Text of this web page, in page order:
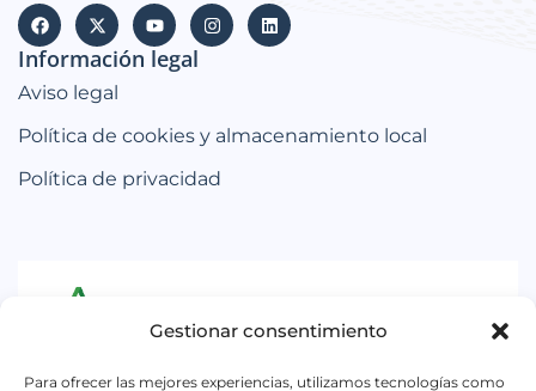
Gestionar consentimiento
Para ofrecer las mejores experiencias, utilizamos tecnologías como
Información legal
Aviso legal
Política de cookies y almacenamiento local
Política de privacidad
Iniciativa subvencionada por la Consejería de